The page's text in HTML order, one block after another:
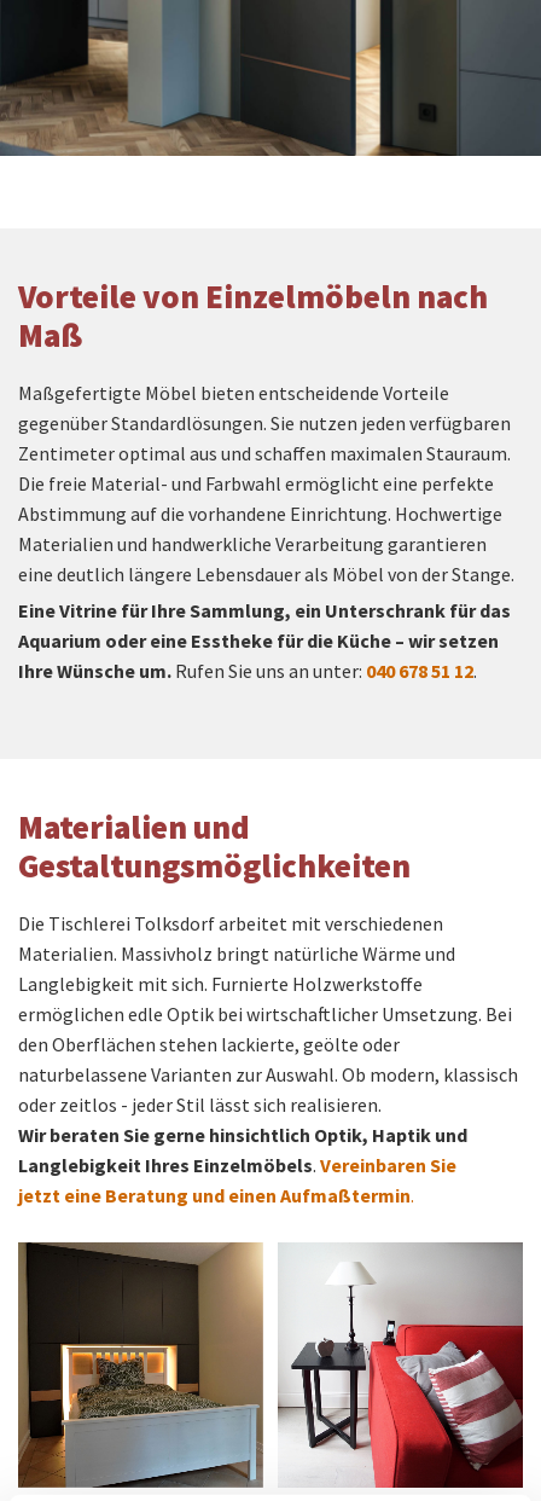
Vorteile von Einzelmöbeln nach
Maß
Maßgefertigte Möbel bieten entscheidende Vorteile
gegenüber Standardlösungen. Sie nutzen jeden verfügbaren
Zentimeter optimal aus und schaffen maximalen Stauraum.
Die freie Material- und Farbwahl ermöglicht eine perfekte
Abstimmung auf die vorhandene Einrichtung. Hochwertige
Materialien und handwerkliche Verarbeitung garantieren
eine deutlich längere Lebensdauer als Möbel von der Stange.
Eine Vitrine für Ihre Sammlung, ein Unterschrank für das
Aquarium oder eine Esstheke für die Küche – wir setzen
Ihre Wünsche um. Rufen Sie uns an unter: 040 67851 12.
Materialien und
Gestaltungsmöglichkeiten
Die Tischlerei Tolksdorf arbeitet mit verschiedenen
Materialien. Massivholz bringt natürliche Wärme und
Langlebigkeit mit sich. Furnierte Holzwerkstoffe
ermöglichen edle Optik bei wirtschaftlicher Umsetzung. Bei
den Oberflächen stehen lackierte, geölte oder
naturbelassene Varianten zur Auswahl. Ob modern, klassisch
oder zeitlos - jeder Stil lässt sich realisieren.
Wir beraten Sie gerne hinsichtlich Optik, Haptik und
Langlebigkeit Ihres Einzelmöbels. Vereinbaren Sie
jetzt eine Beratung und einen Aufmaßtermin.